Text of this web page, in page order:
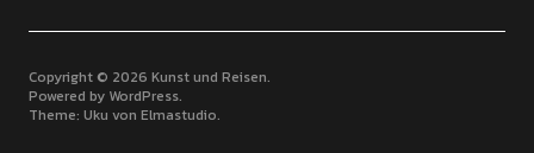
Copyright © 2026 Kunst und Reisen
Powered by WordPress
Theme: Uku von Elmastudio